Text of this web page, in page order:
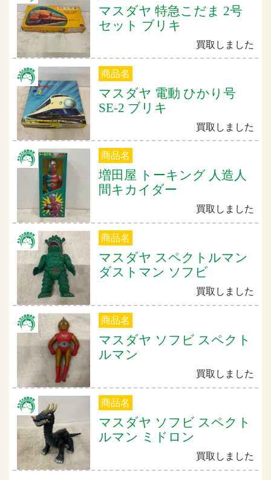
マスダヤ 特急こだま 2号
セット ブリキ
買取しました
商品名
マスダヤ 電動 ひかり号
SE-2 ブリキ
買取しました
商品名
増田屋 トーキング 人造人
間キカイダー
買取しました
商品名
マスダヤ スペクトルマン
ダストマン ソフビ
買取しました
商品名
マスダヤ ソフビ スペクト
ルマン
買取しました
商品名
マスダヤ ソフビ スペクト
ルマン ミドロン
買取しました